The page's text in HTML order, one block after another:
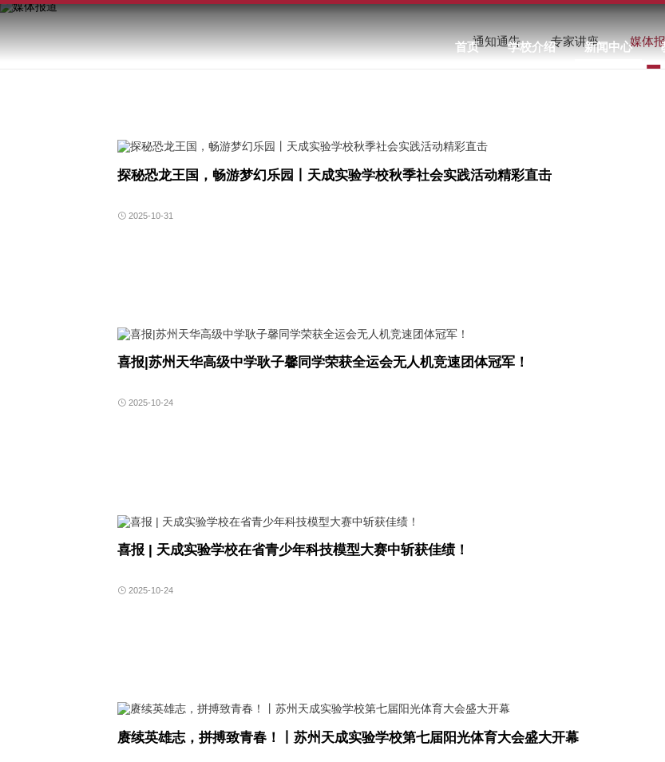
首页 学校介绍 新闻中心
通知通告 专家讲座 媒体
探秘恐龙王国，畅游梦幻乐园丨天成实验学校秋季社会实践活动精彩直击
2025-10-31
喜报|苏州天华高级中学耿子馨同学荣获全运会无人机竞速团体冠军！
2025-10-24
喜报 | 天成实验学校在省青少年科技模型大赛中斩获佳绩！
2025-10-24
赓续英雄志，拼搏致青春！丨苏州天成实验学校第七届阳光体育大会盛大开幕